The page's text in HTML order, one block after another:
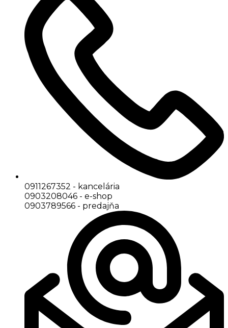
0911267352 - kancelária
0903208046 - e-shop
0903789566 - predajňa